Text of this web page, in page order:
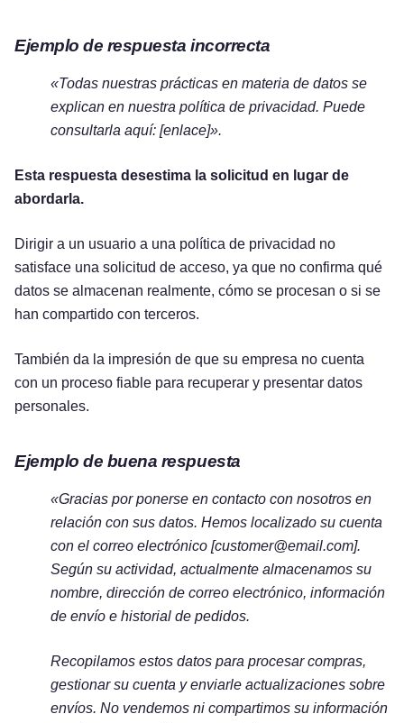
Ejemplo de respuesta incorrecta
«Todas nuestras prácticas en materia de datos se
explican en nuestra política de privacidad. Puede
consultarla aquí: [enlace]».
Esta respuesta desestima la solicitud en lugar de
abordarla.
Dirigir a un usuario a una política de privacidad no
satisface una solicitud de acceso, ya que no confirma qué
datos se almacenan realmente, cómo se procesan o si se
han compartido con terceros.
También da la impresión de que su empresa no cuenta
con un proceso fiable para recuperar y presentar datos
personales.
Ejemplo de buena respuesta
«Gracias por ponerse en contacto con nosotros en
relación con sus datos. Hemos localizado su cuenta
con el correo electrónico [customer@email.com].
Según su actividad, actualmente almacenamos su
nombre, dirección de correo electrónico, información
de envío e historial de pedidos.
Recopilamos estos datos para procesar compras,
gestionar su cuenta y enviarle actualizaciones sobre
envíos. No vendemos ni compartimos su información